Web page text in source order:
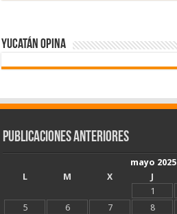
Yucatán Opina
Publicaciones Anteriores
mayo 2025
L
M X J
1
5
6 7 8